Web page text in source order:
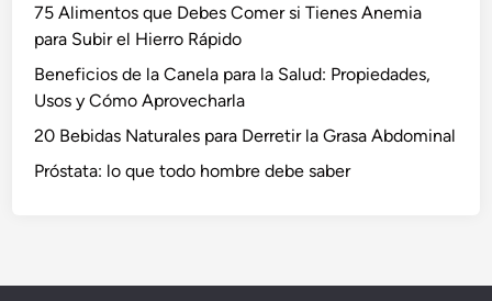
75 Alimentos que Debes Comer si Tienes Anemia
para Subir el Hierro Rápido
Beneficios de la Canela para la Salud: Propiedades,
Usos y Cómo Aprovecharla
20 Bebidas Naturales para Derretir la Grasa Abdominal
Próstata: lo que todo hombre debe saber